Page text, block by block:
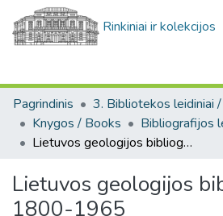
Rinkiniai ir kolekcijos
Pagrindinis
Knygos / Books
Lietuvos geologijos bibliografija, 1800-1965
Lietuvos geologijos
1800-1965